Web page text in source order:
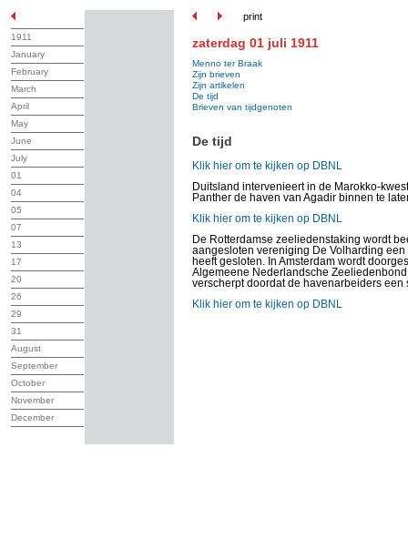
print
1911
January
February
March
April
May
June
July
01
04
05
07
13
17
20
26
29
31
August
September
October
November
December
zaterdag 01 juli 1911
Menno ter Braak
Zijn brieven
Zijn artikelen
De tijd
Brieven van tijdgenoten
De tijd
Klik hier om te kijken op DBNL
Duitsland intervenieert in de Marokko-
Panther de haven van Agadir binnen te
Klik hier om te kijken op DBNL
De Rotterdamse zeeliedenstaking wordt
aangesloten vereniging De Volharding
heeft gesloten. In Amsterdam wordt
Algemeene Nederlandsche
verscherpt doordat de havenarbeiders
Klik hier om te kijken op DBNL